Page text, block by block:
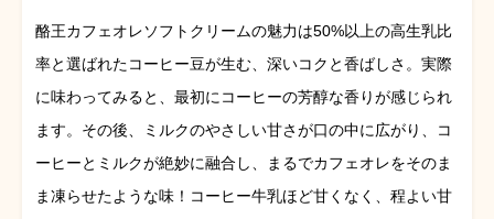
酪王カフェオレソフトクリームの魅力は50%以上の高生乳比
率と選ばれたコーヒー豆が生む、深いコクと香ばしさ。実際
に味わってみると、最初にコーヒーの芳醇な香りが感じられ
ます。その後、ミルクのやさしい甘さが口の中に広がり、コ
ーヒーとミルクが絶妙に融合し、まるでカフェオレをそのま
ま凍らせたような味！コーヒー牛乳ほど甘くなく、程よい甘